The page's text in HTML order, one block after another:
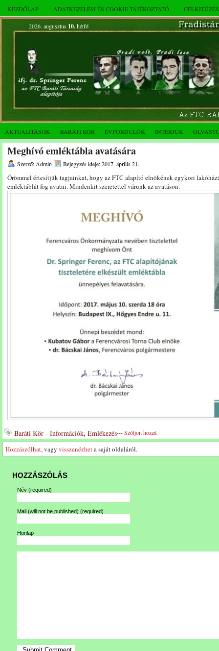
KEZDŐLAP ADATKEZELÉSI ÉS COOKIE TÁJÉKOZTATÓ
2026. augusztus 10.hétfő
AKTUALITÁSOK BARÁTI KÖR ÉVFORDULÓK INTERJÚK
Meghívó emléktábla avatására
Szerző: Admin Bejegyzés ideje: 2017. április 21.
Örömmel értesítjük tagjainkat, hogy az FTC alapító elnökének egykori
emléktáblát fog avatni. Mindenkit szeretettel várunk az avatáson.
Baráti Kör - Információk, Emlékezés---Szóljon hozzá
Hozzászólhat, vagy visszanézheta saját oldaláról.
HOZZÁSZÓLÁS
Név (required)
Mail (will not be published) (required)
Honlap